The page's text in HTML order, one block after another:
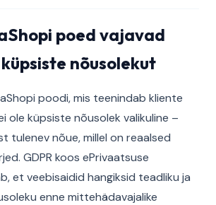
poed vajavad
nõusolekut
poodi, mis teenindab kliente
ole küpsiste nõusolek valikuline –
tulenev nõue, millel on reaalsed
GDPR koos ePrivaatsuse
et veebisaidid hangiksid teadliku ja
enne mittehädavajalike